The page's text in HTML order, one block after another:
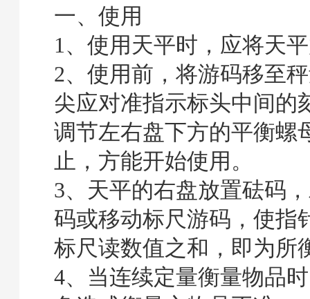
一、使用
1、使用天平时，应将天
2、使用前，将游码移至
尖应对准指示标头中间的
调节左右盘下方的平衡螺
止，方能开始使用。
3、天平的右盘放置砝码
码或移动标尺游码，使指
标尺读数值之和，即为所
4、当连续定量衡量物品